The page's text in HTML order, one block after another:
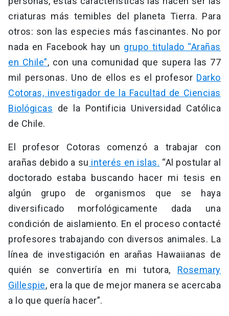
criaturas más temibles del planeta Tierra. Para
otros: son las especies más fascinantes. No por
nada en Facebook hay un grupo titulado “Arañas
en Chile”, con una comunidad que supera las 77
mil personas. Uno de ellos es el profesor Darko
Cotoras, investigador de la Facultad de Ciencias
Biológicas de la Pontificia Universidad Católica
de Chile.
El profesor Cotoras comenzó a trabajar con
arañas debido a su interés en islas. “Al postular al
doctorado estaba buscando hacer mi tesis en
algún grupo de organismos que se haya
diversificado morfológicamente dada una
condición de aislamiento. En el proceso contacté
profesores trabajando con diversos animales. La
línea de investigación en arañas Hawaiianas de
quién se convertiría en mi tutora, Rosemary
Gillespie, era la que de mejor manera se acercaba
a lo que quería hacer”.